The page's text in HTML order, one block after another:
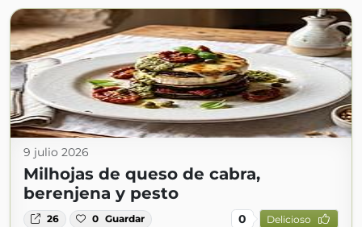
9 julio 2026
Milhojas de queso de cabra,
berenjena y pesto
26 0 Guardar 0 Delicioso